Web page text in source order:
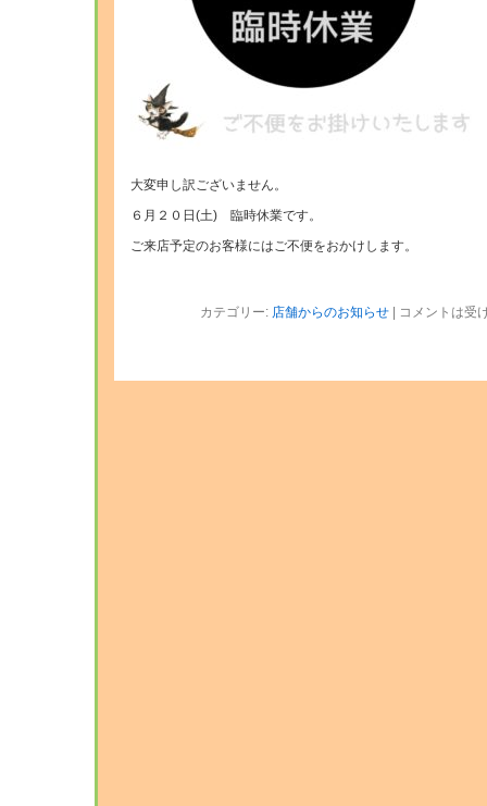
大変申し訳ございません。
６月２０日(土) 臨時休業です。
ご来店予定のお客様にはご不便をおかけします。
カテゴリー: 店舗からのお知らせ| コメントは受